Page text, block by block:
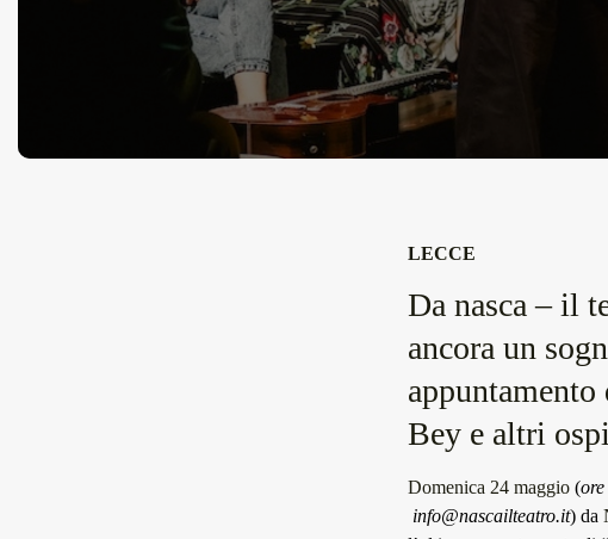
LECCE
Da nasca – il
ancora un
Bey e altri
Domenica 24 maggio (
info@nascailteatro.it) da